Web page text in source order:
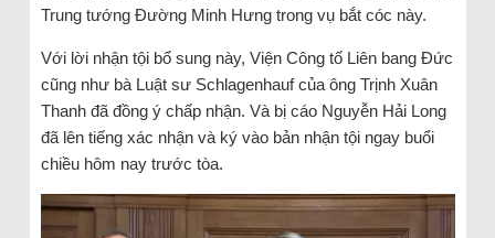
Trung tướng Đường Minh Hưng trong vụ bắt cóc này.
Với lời nhận tội bổ sung này, Viện Công tố Liên bang Đức
cũng như bà Luật sư Schlagenhauf của ông Trịnh Xuân
Thanh đã đồng ý chấp nhận. Và bị cáo Nguyễn Hải Long
đã lên tiếng xác nhận và ký vào bản nhận tội ngay buổi
chiều hôm nay trước tòa.